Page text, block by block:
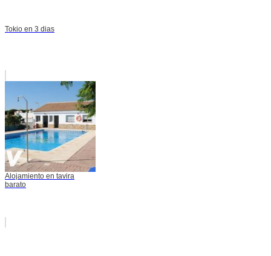
Tokio en 3 dias
Alojamiento en tavira
barato